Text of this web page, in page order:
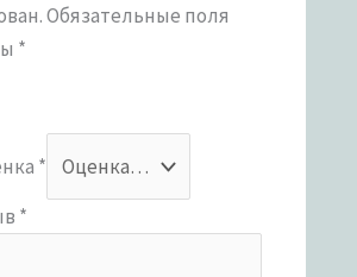
Обязательные поля
*
*
*